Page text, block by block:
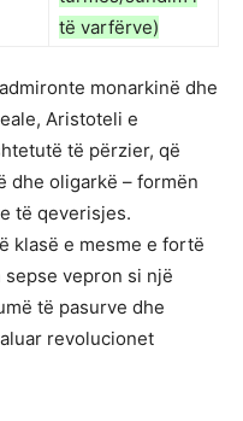
të varfërve)
monarkinë dhe
Aristoteli e
të përzier, që
dhe oligarkë – formën
të qeverisjes.
klasë e mesme e fortë
vepron si një
të pasurve dhe
revolucionet